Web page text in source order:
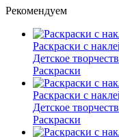
Рекомендуем
Раскраски с
Детское
Раскраски
Раскраски с
Детское
Раскраски